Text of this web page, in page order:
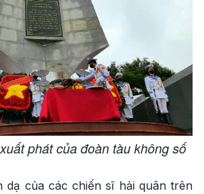
phát của đoàn tàu không số
dạ của các chiến sĩ hải quân trên